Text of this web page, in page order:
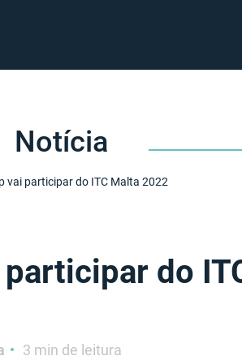
Notícia
vai participar do ITC Malta 2022
participar do
3 min de leitura